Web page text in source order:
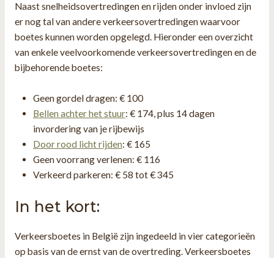
Naast snelheidsovertredingen en rijden onder invloed zijn
er nog tal van andere verkeersovertredingen waarvoor
boetes kunnen worden opgelegd. Hieronder een overzicht
van enkele veelvoorkomende verkeersovertredingen en de
bijbehorende boetes:
Geen gordel dragen: € 100
Bellen achter het stuur: € 174, plus 14 dagen
invordering van je rijbewijs
Door rood licht rijden: € 165
Geen voorrang verlenen: € 116
Verkeerd parkeren: € 58 tot € 345
In het kort:
Verkeersboetes in België zijn ingedeeld in vier categorieën
op basis van de ernst van de overtreding. Verkeersboetes